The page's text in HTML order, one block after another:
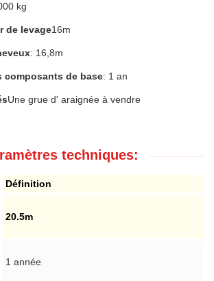
kg
de levage16m
: 16,8m
composants de base: 1 an
Une grue d' araignée à vendre
techniques:
Définition
20.5m
1 année